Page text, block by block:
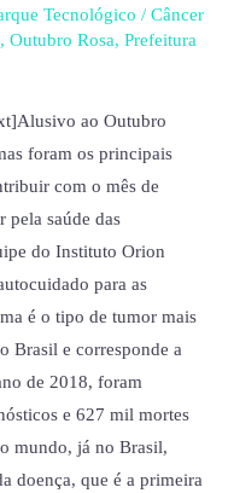
Tecnológico / Câncer
, Outubro Rosa, Prefeitura
ao Outubro
foram os principais
com o mês de
pela saúde das
do Instituto Orion
para as
é o tipo de tumor mais
Brasil e corresponde a
de 2018, foram
e 627 mil mortes
mundo, já no Brasil,
doença, que é a primeira